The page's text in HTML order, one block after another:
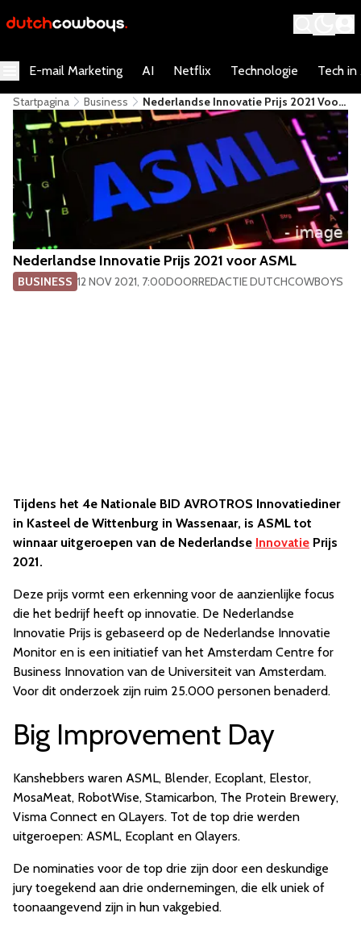
E-mail Marketing AI Netflix Technologie Tech in
Startpagina Business
Nederlandse Innovatie Prijs 2021 Voor
ASML
Nederlandse Innovatie Prijs 2021 voor ASML
BUSINESS 12 NOV 2021, 7:00DOORREDACTIE DUTCHCOWBOYS
Tijdens het 4e Nationale BID AVROTROS Innovatiediner
in Kasteel de Wittenburg in Wassenaar, is ASML tot
winnaar uitgeroepen van de Nederlandse Innovatie Prijs
2021.
Deze prijs vormt een erkenning voor de aanzienlijke focus
die het bedrijf heeft op innovatie. De Nederlandse
Innovatie Prijs is gebaseerd op de Nederlandse Innovatie
Monitor en is een initiatief van het Amsterdam Centre for
Business Innovation van de Universiteit van Amsterdam.
Voor dit onderzoek zijn ruim 25.000 personen benaderd.
Big Improvement Day
Kanshebbers waren ASML, Blender, Ecoplant, Elestor,
MosaMeat, RobotWise, Stamicarbon, The Protein Brewery,
Visma Connect en QLayers. Tot de top drie werden
uitgeroepen: ASML, Ecoplant en Qlayers.
De nominaties voor de top drie zijn door een deskundige
jury toegekend aan drie ondernemingen, die elk uniek of
toonaangevend zijn in hun vakgebied.